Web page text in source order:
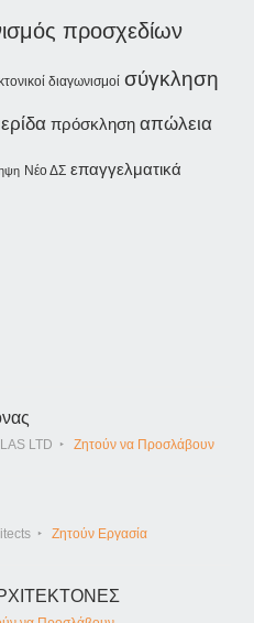
προσχεδίων
διαγωνισμοί σύγκληση
πρόσκληση απώλεια
Νέο ΔΣ επαγγελματικά
LTD Ζητούν να Προσλάβουν
Ζητούν Εργασία